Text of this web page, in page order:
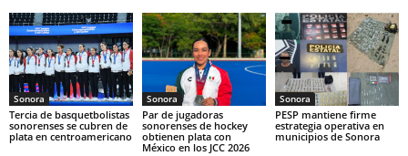
Sonora
Tercia de basquetbolistas
sonorenses se cubren de
plata en centroamericano
Sonora
Par de jugadoras
sonorenses de hockey
obtienen plata con
México en los JCC 2026
Sonora
PESP mantiene firme
estrategia operativa en
municipios de Sonora